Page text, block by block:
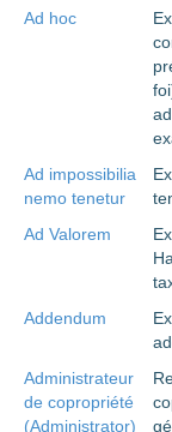
Ad hoc
Ad impossibilia
nemo tenetur
Ad Valorem
Addendum
Administrateur
de copropriété
(Administrator)